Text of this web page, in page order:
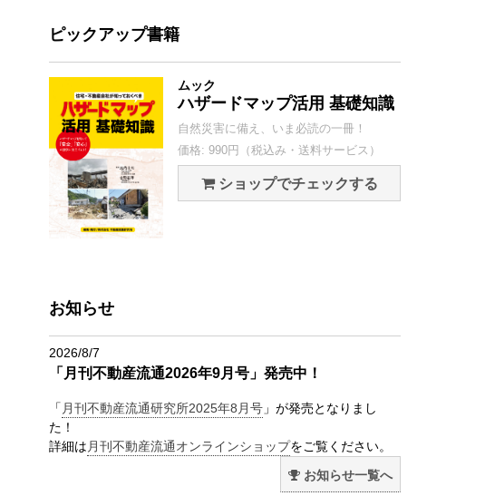
ピックアップ書籍
ムック
ハザードマップ活用 基礎知識
自然災害に備え、いま必読の一冊！
価格: 990円（税込み・送料サービス）
ショップでチェックする
お知らせ
2026/8/7
「月刊不動産流通2026年9月号」発売中！
「 月刊不動産流通研究所2025年8月号 」が発売となりまし
た！
詳細は 月刊不動産流通オンラインショップをご覧ください。
お知らせ一覧へ